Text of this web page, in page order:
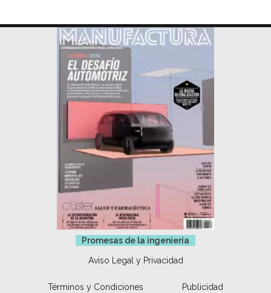
Promesas de la ingeniería
Aviso Legal y Privacidad
Términos y Condiciones Publicidad